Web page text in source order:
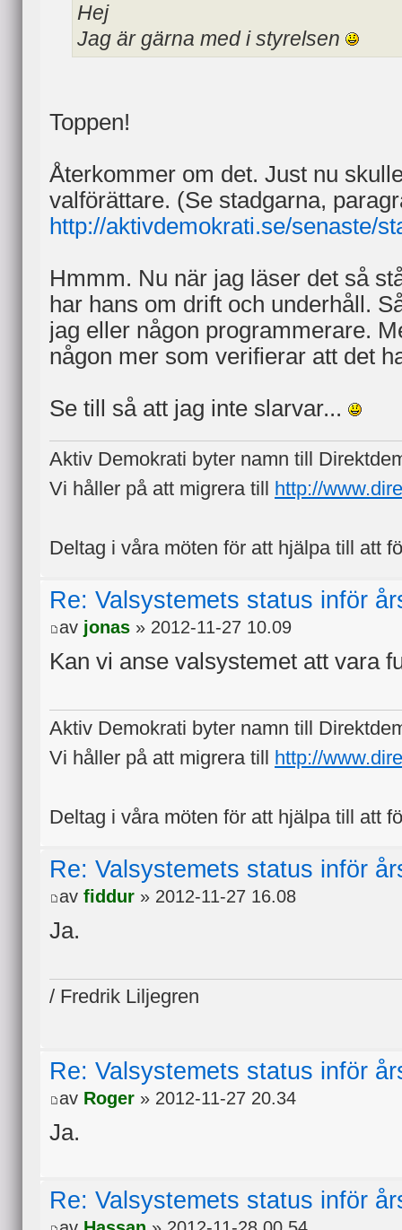
Hej
Jag är gärna med i styrelsen
Toppen!
Återkommer om det. Just nu
valförättare. (Se stadgarna,
http://aktivdemokrati.se/senaste/
Hmmm. Nu när jag läser det så
har hans om drift och underhåll.
jag eller någon programmerare.
någon mer som verifierar att det
Se till så att jag inte slarvar...
Aktiv Demokrati byter namn till
Vi håller på att migrera till http://
Deltag i våra möten för att hjälpa till att
Re: Valsystemets status inför
av jonas » 2012-11-27 10.09
Kan vi anse valsystemet att vara
Aktiv Demokrati byter namn till
Vi håller på att migrera till http://
Deltag i våra möten för att hjälpa till att
Re: Valsystemets status inför
av fiddur » 2012-11-27 16.08
Ja.
/ Fredrik Liljegren
Re: Valsystemets status inför
av Roger » 2012-11-27 20.34
Ja.
Re: Valsystemets status inför